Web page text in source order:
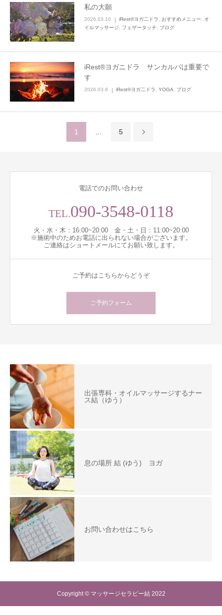
私の大願
2026.03.10 iRest®ヨガ二ドラ , おすすめメニュー, オ
イルマッサージ, フェザータッチ, ブログ
iRest®ヨガニドラ サンカルパは重要で
す
2026.03.6 iRest®ヨガ二ドラ YOGA ブログ
1 5
電話でのお問い合わせ
TEL.090-3548-0118
火・水・木：16:00~20:00 金・土・日：11:00~20:00
※施術中のためお電話に出られない場合がございます。
ご連絡はショートメールにてお願い致します。
ご予約はこちらからどうぞ
ご予約フォーム
出張専科・オイルマッサージするナー
ス結（ゆう）
息の場所 結 (ゆう) ヨガ
お問い合わせはこちら
Copyright © マッサージセラピー結 2022